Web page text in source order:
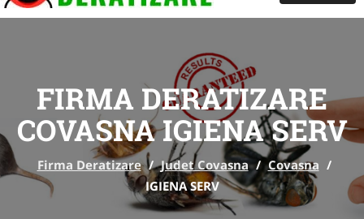
FIRMA DERATIZARE
COVASNA IGIENA SERV
Firma Deratizare / Judet Covasna / Covasna /
IGIENA SERV